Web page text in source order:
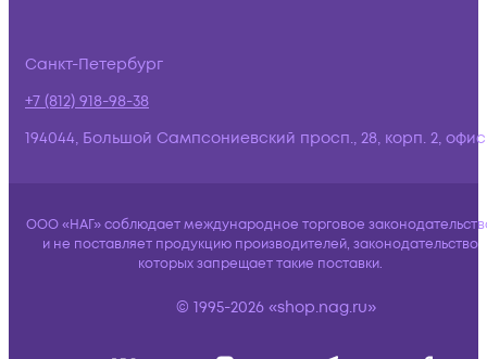
Санкт-Петербург
+7 (812) 918-98-38
194044, Большой Сампсониевский просп., 28, корп. 2,
ООО «НАГ» соблюдает международное торговое
и не поставляет продукцию производителей, законодательство
которых запрещает такие поставки.
© 1995-2026 «shop.nag.ru»